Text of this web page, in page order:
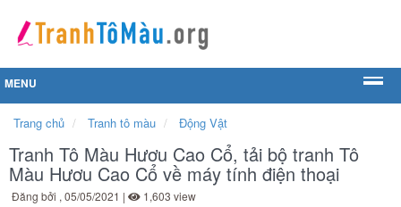
MENU
Trang chủ Tranh tô màu Động Vật
Tranh Tô Màu Hươu Cao Cổ, tải bộ tranh Tô
Màu Hươu Cao Cổ về máy tính điện thoại
Đăng bởi , 05/05/2021 | 1,603 view